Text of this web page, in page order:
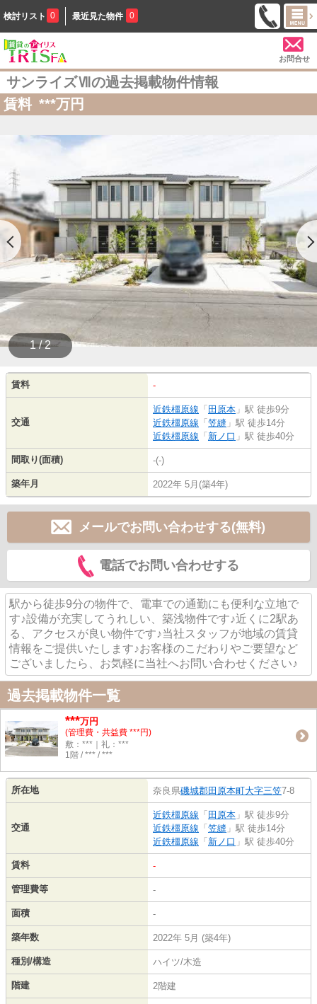
検討リスト 0 最近見た物件 0
お問合せ
サンライズⅦの過去掲載物件情報
賃料 ***万円
1 / 2
賃料 -
交通
近鉄橿原線 「 田原本 」駅 徒歩9分
近鉄橿原線 「 笠縫 」駅 徒歩14分
近鉄橿原線 「 新ノ口 」駅 徒歩40分
間取り(面積) -(-)
築年月 2022年 5月(築4年)
メールでお問い合わせする(無料)
電話でお問い合わせする
駅から徒歩9分の物件で、電車での通勤にも便利な立地で
す♪設備が充実してうれしい、築浅物件です♪近くに2駅あ
る、アクセスが良い物件です♪当社スタッフが地域の賃貸
情報をご提供いたします♪お客様のこだわりやご要望など
ございましたら、お気軽に当社へお問い合わせください♪
過去掲載物件一覧
***万円
(管理費・共益費 ***円)
敷：***｜礼：***
1階 / *** / ***
所在地 奈良県磯城郡田原本町大字三笠7-8
交通
近鉄橿原線 「 田原本 」駅 徒歩9分
近鉄橿原線 「 笠縫 」駅 徒歩14分
近鉄橿原線 「 新ノ口 」駅 徒歩40分
賃料 -
管理費等 -
面積 -
築年数 2022年 5月 (築4年)
種別/構造 ハイツ/木造
階建 2階建